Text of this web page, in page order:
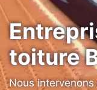
toiture
Nous